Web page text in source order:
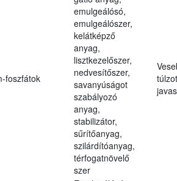
foszfátok
emulgeálósó,
emulgeálószer,
kelátképző
anyag,
lisztkezelőszer,
nedvesítőszer,
savanyúságot
szabályozó
anyag,
stabilizátor,
sűrítőanyag,
szilárdítóanyag,
térfogatnövelő
szer